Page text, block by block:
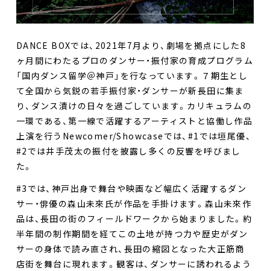
DANCE BOXでは、2021年7月より、劇場を拠点にした8
ヶ月間にわたるプロのダンサー・振付家の育成プログラム
「国内ダンス留学＠神戸」を行なっています。７期生とし
て全国から気鋭の若手振付家・ダンサーが新長田に集ま
り、ダンス漬けの日々を過ごしています。カリキュラムの
一環である、第一線で活躍するアーティストと協働し作品
上演を行うNewcomer/Showcaseでは、#1では垣尾優、
#2では井手茂太の振付を披露し多くの反響を呼びまし
た。
#3では、神戸出身で舞台や映画など幅広く活躍するダン
サー・俳優の森山未來氏が作品を手掛けます。森山未來作
品は、長田の街のフィールドワークから始まりました。約
半年間の制作期間を経てこの土地が持つ力や歴史がダン
サーの身体で読み直され、長田の縮図となった大正筋商
店街を舞台に現れます。観客は、ダンサーに誘われるよう